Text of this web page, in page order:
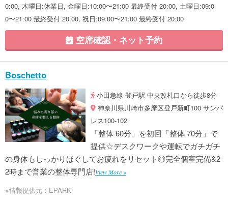
0:00, 木曜日:休業日, 金曜日:10:00〜21:00 最終受付 20:00, 土曜日:09:0
0〜21:00 最終受付 20:00, 祝日:09:00〜21:00 最終受付 20:00
空席確認・ネット予約
Boschetto
小田急線 登戸駅 中央改札口から徒歩8分
神奈川県川崎市多摩区登戸新町100 サンパ
レス100-102
「整体 60分」を初回「整体 70分」で
提供☆デスクワークや運転でガチガチ
の身体もしっかりほぐしてお疲れをリセット◎完全個室完備&2
2時まで営業の整体専門店!View More »
※情報提供元：EPARK